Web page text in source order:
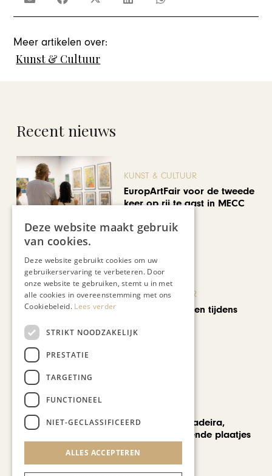
Meer artikelen over:
Kunst & Cultuur
Recent nieuws
KUNST & CULTUUR
EuropArtFair voor de tweede
keer op rij te gast in MECC
KUNST & CULTUUR
Wereldse beelden tijdens
Een week op Madeira,
voorbij de bekende plaatjes
Deze website maakt gebruik
van cookies.
Deze website gebruikt cookies om uw
gebruikerservaring te verbeteren. Door
onze website te gebruiken, stemt u in met
alle cookies in overeenstemming met ons
Cookiebeleid. Lees verder
STRIKT NOODZAKELIJK
PRESTATIE
TARGETING
FUNCTIONEEL
NIET-GECLASSIFICEERD
ALLES ACCEPTEREN